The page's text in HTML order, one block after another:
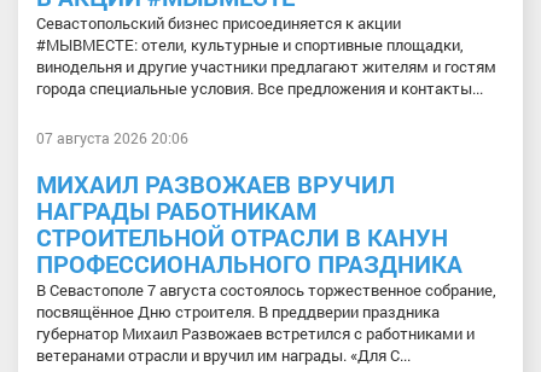
Севастопольский бизнес присоединяется к акции
#МЫВМЕСТЕ: отели, культурные и спортивные площадки,
винодельня и другие участники предлагают жителям и гостям
города специальные условия. Все предложения и контакты...
07 августа 2026 20:06
МИХАИЛ РАЗВОЖАЕВ ВРУЧИЛ
НАГРАДЫ РАБОТНИКАМ
СТРОИТЕЛЬНОЙ ОТРАСЛИ В КАНУН
ПРОФЕССИОНАЛЬНОГО ПРАЗДНИКА
В Севастополе 7 августа состоялось торжественное собрание,
посвящённое Дню строителя. В преддверии праздника
губернатор Михаил Развожаев встретился с работниками и
ветеранами отрасли и вручил им награды. «Для С...